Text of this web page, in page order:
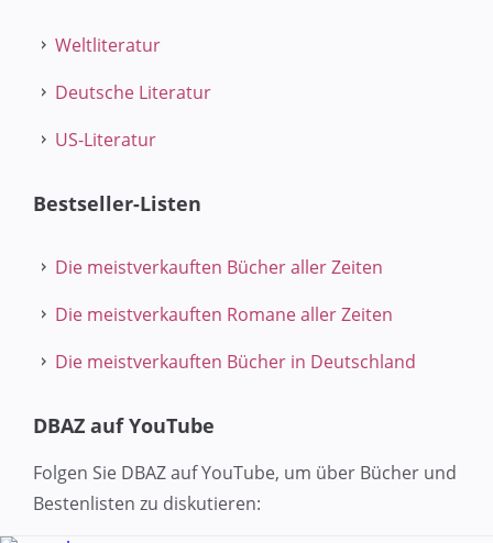
Weltliteratur
Deutsche Literatur
US-Literatur
Bestseller-Listen
Die meistverkauften Bücher aller Zeiten
Die meistverkauften Romane aller Zeiten
Die meistverkauften Bücher in Deutschland
DBAZ auf YouTube
Folgen Sie DBAZ auf YouTube, um über Bücher und
Bestenlisten zu diskutieren: